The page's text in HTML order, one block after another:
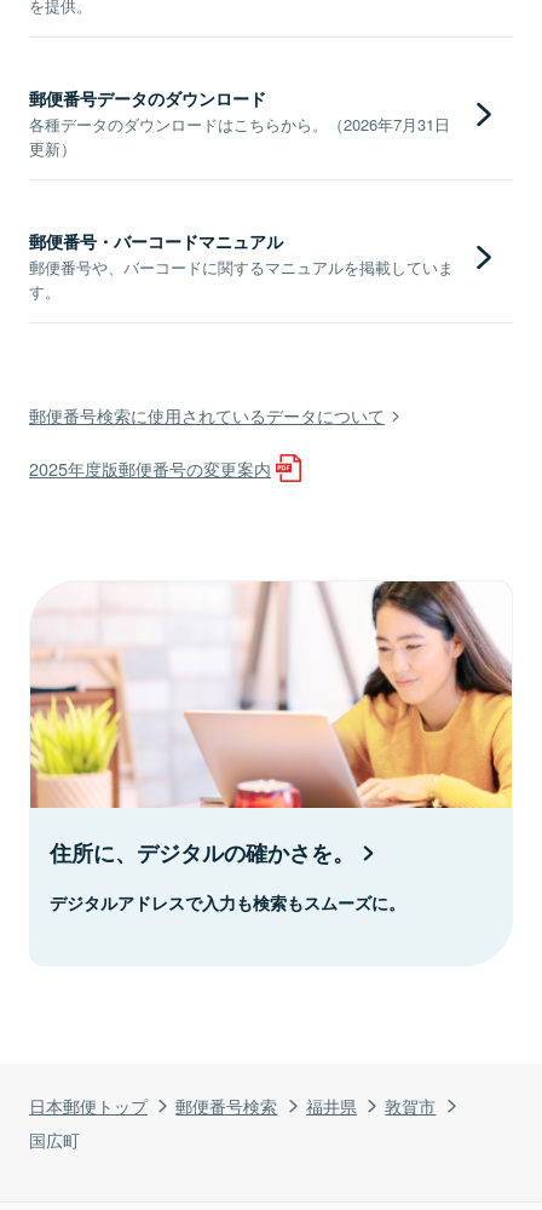
日本郵便トップ 郵便番号検索 福井県
敦賀市
国広町
を提供。
郵便番号データのダウンロード
各種データのダウンロードはこちらから。（2026年7月31日
更新）
郵便番号・バーコードマニュアル
郵便番号や、バーコードに関するマニュアルを掲載していま
す。
郵便番号検索に使用されているデータについて
2025年度版郵便番号の変更案内
住所に、デジタルの確かさを。
デジタルアドレスで入力も検索もスムーズに。